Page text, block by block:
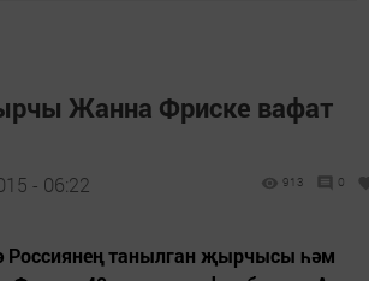
Жанна Фриске вафат
- 06:22 913 0
Россиянең танылган җырчысы һәм